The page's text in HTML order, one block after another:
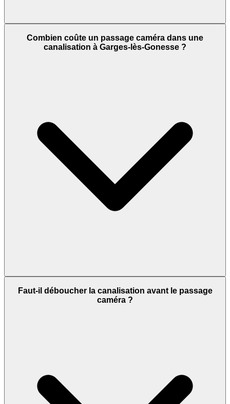
Combien coûte un passage caméra dans une
canalisation à Garges-lès-Gonesse ?
Faut-il déboucher la canalisation avant le passage
caméra ?